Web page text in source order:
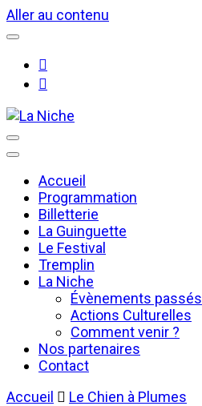
Aller au contenu
La Niche
Accueil
Programmation
Billetterie
La Guinguette
Le Festival
Tremplin
La Niche
Évènements passés
Actions Culturelles
Comment venir ?
Nos partenaires
Contact
Accueil
Le Chien à Plumes